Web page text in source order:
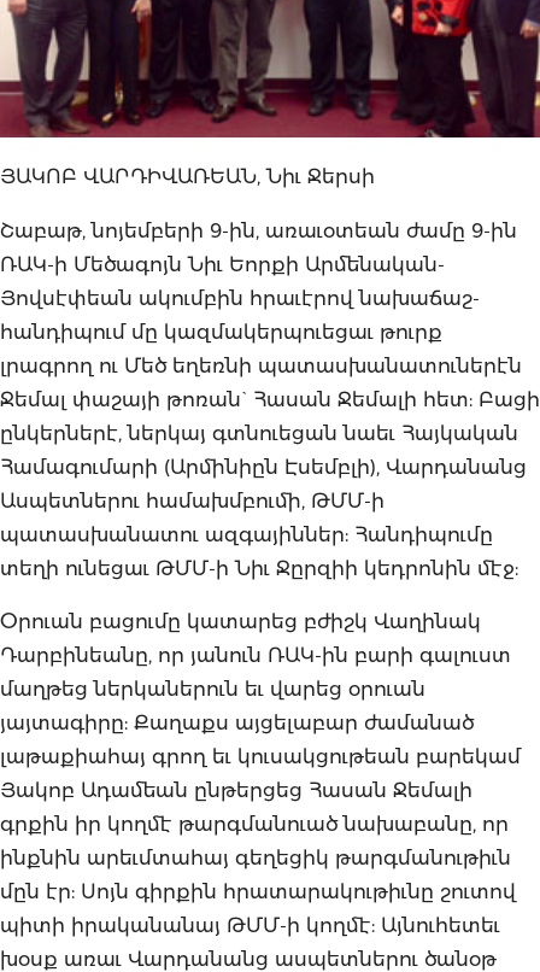
ՅԱԿՈԲ ՎԱՐԴԻՎԱՌԵԱՆ, Նիւ Ջերսի
Շաբաթ, նոյեմբերի 9-ին, առաւօտեան ժամը 9-ին
ՌԱԿ-ի Մեծագոյն Նիւ Եորքի Արմենական-
Յովսէփեան ակումբին հրաւէրով նախաճաշ-
հանդիպում մը կազմակերպուեցաւ թուրք
լրագրող ու Մեծ եղեռնի պատասխանատուներէն
Ջեմալ փաշայի թոռան` Հասան Ջեմալի հետ: Բացի
ընկերներէ, ներկայ գտնուեցան նաեւ Հայկական
Համագումարի (Արմինիըն Էսեմբլի), Վարդանանց
Ասպետներու համախմբումի, ԹՄՄ-ի
պատասխանատու ազգայիններ: Հանդիպումը
տեղի ունեցաւ ԹՄՄ-ի Նիւ Ջըրզիի կեդրոնին մէջ:
Օրուան բացումը կատարեց բժիշկ Վաղինակ
Դարբինեանը, որ յանուն ՌԱԿ-ին բարի գալուստ
մաղթեց ներկաներուն եւ վարեց օրուան
յայտագիրը: Քաղաքս այցելաբար ժամանած
լաթաքիահայ գրող եւ կուսակցութեան բարեկամ
Յակոբ Ադամեան ընթերցեց Հասան Ջեմալի
գրքին իր կողմէ թարգմանուած նախաբանը, որ
ինքնին արեւմտահայ գեղեցիկ թարգմանութիւն
մըն էր: Սոյն գիրքին հրատարակութիւնը շուտով
պիտի իրականանայ ԹՄՄ-ի կողմէ: Այնուհետեւ
խօսք առաւ Վարդանանց ասպետներու ծանօթ